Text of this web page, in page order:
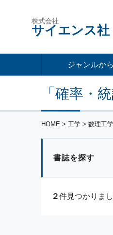
株式会社
サイエンス社
ジャンルか
「確率・
HOME > 工学 > 数理工
書誌を探す
２件見つかりまし